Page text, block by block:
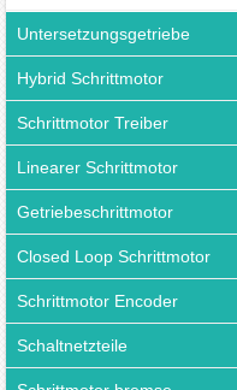
Untersetzungsgetriebe
Hybrid Schrittmotor
Schrittmotor Treiber
Linearer Schrittmotor
Getriebeschrittmotor
Closed Loop Schrittmotor
Schrittmotor Encoder
Schaltnetzteile